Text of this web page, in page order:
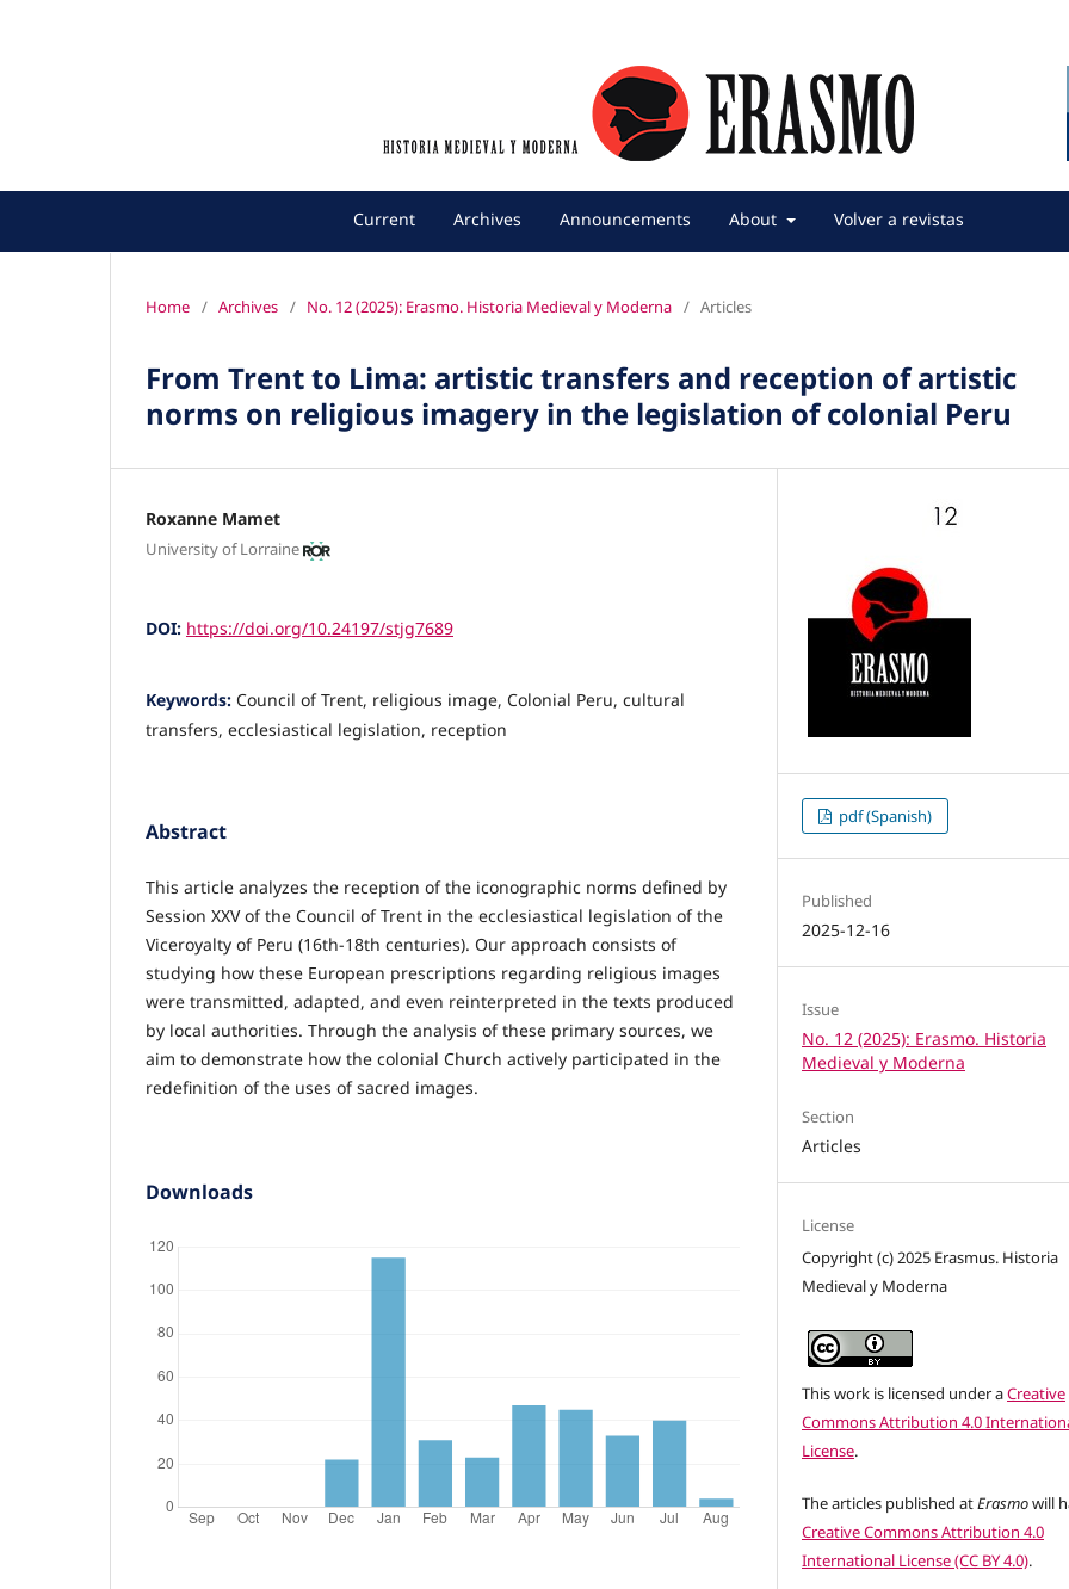
Current Archives Announcements About Volver a revistas
Home / Archives / No. 12 (2025): Erasmo. Historia Medieval y Moderna / Articles
From Trent to Lima: artistic transfers and reception of artistic
norms on religious imagery in the legislation of colonial Peru
Roxanne Mamet
University of Lorraine
DOI: https://doi.org/10.24197/stjg7689
Keywords: Council of Trent, religious image, Colonial Peru, cultural
transfers, ecclesiastical legislation, reception
Abstract
This article analyzes the reception of the iconographic norms defined by
Session XXV of the Council of Trent in the ecclesiastical legislation of the
Viceroyalty of Peru (16th-18th centuries). Our approach consists of
studying how these European prescriptions regarding religious images
were transmitted, adapted, and even reinterpreted in the texts produced
by local authorities. Through the analysis of these primary sources, we
aim to demonstrate how the colonial Church actively participated in the
redefinition of the uses of sacred images.
Downloads
pdf (Spanish)
Published
2025-12-16
Issue
No. 12 (2025): Erasmo. Historia
Medieval y Moderna
Section
Articles
License
Copyright (c) 2025 Erasmus. Historia
Medieval y Moderna
This work is licensed under aCreative
Commons Attribution 4.0
License.
The articles published atErasmowill
Creative Commons Attribution 4.0
International License (CC BY 4.0).